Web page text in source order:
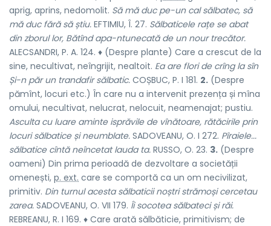
aprig, aprins, nedomolit. Să mă duc pe-un cal sălbatec, să
mă duc fără să știu. EFTIMIU, Î. 27. Sălbaticele rațe se abat
din zborul lor, Bătînd apa-ntunecată de un nour trecător.
ALECSANDRI, P. A. 124. ♦ (Despre plante) Care a crescut de la
sine, necultivat, neîngrijit, nealtoit. Ea are flori de crîng la sîn
Și-n păr un trandafir sălbatic. COȘBUC, P. I 181. 2. (Despre
pămînt, locuri etc.) În care nu a intervenit prezența și mîna
omului, necultivat, nelucrat, nelocuit, neamenajat; pustiu.
Asculta cu luare aminte isprăvile de vînătoare, rătăcirile prin
locuri sălbatice și neumblate. SADOVEANU, O. I 272. Pîraiele...
sălbatice cîntă neîncetat lauda ta. RUSSO, O. 23. 3. (Despre
oameni) Din prima perioadă de dezvoltare a societății
omenești, p. ext. care se comportă ca un om necivilizat,
primitiv. Din turnul acesta sălbaticii noștri strămoși cercetau
zarea. SADOVEANU, O. VII 179. Îi socotea sălbateci și răi.
REBREANU, R. I 169. ♦ Care arată sălbăticie, primitivism; de